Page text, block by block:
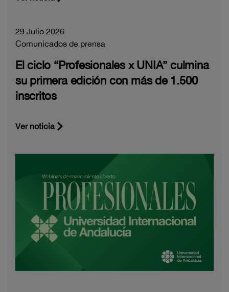
29 Julio 2026
Comunicados de prensa
El ciclo “Profesionales x UNIA” culmina
su primera edición con más de 1.500
inscritos
Ver noticia